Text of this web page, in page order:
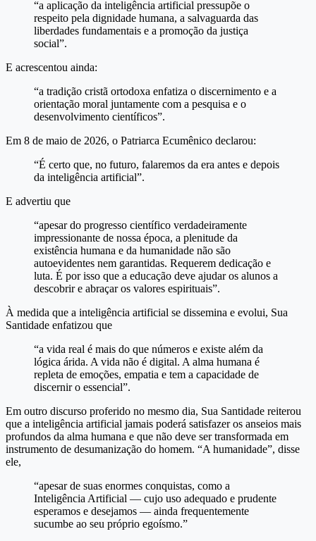
“a aplicação da inteligência artificial pressupõe o
respeito pela dignidade humana, a salvaguarda das
liberdades fundamentais e a promoção da justiça
social”.
E acrescentou ainda:
“a tradição cristã ortodoxa enfatiza o discernimento e a
orientação moral juntamente com a pesquisa e o
desenvolvimento científicos”.
Em 8 de maio de 2026, o Patriarca Ecumênico declarou:
“É certo que, no futuro, falaremos da era antes e depois
da inteligência artificial”.
E advertiu que
“apesar do progresso científico verdadeiramente
impressionante de nossa época, a plenitude da
existência humana e da humanidade não são
autoevidentes nem garantidas. Requerem dedicação e
luta. É por isso que a educação deve ajudar os alunos a
descobrir e abraçar os valores espirituais”.
À medida que a inteligência artificial se dissemina e evolui, Sua
Santidade enfatizou que
“a vida real é mais do que números e existe além da
lógica árida. A vida não é digital. A alma humana é
repleta de emoções, empatia e tem a capacidade de
discernir o essencial”.
Em outro discurso proferido no mesmo dia, Sua Santidade reiterou
que a inteligência artificial jamais poderá satisfazer os anseios mais
profundos da alma humana e que não deve ser transformada em
instrumento de desumanização do homem. “A humanidade”, disse
ele,
“apesar de suas enormes conquistas, como a
Inteligência Artificial — cujo uso adequado e prudente
esperamos e desejamos — ainda frequentemente
sucumbe ao seu próprio egoísmo.”